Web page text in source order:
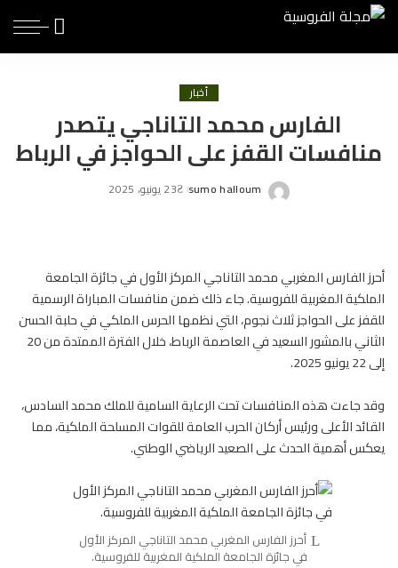
أخبار
الفارس محمد التاناجي يتصدر
منافسات القفز على الحواجز في الرباط
Posted
sumo halloum 23 يونيو، 2025
أحرز الفارس المغربي محمد التاناجي المركز الأول في جائزة الجامعة
الملكية المغربيةللفروسية. جاء ذلك ضمن منافسات المباراة الرسمية
للقفز على الحواجز ثلاث نجوم، التي نظمها الحرس الملكي في حلبة الحسن
الثاني بالمشور السعيد في العاصمة الرباط، خلال الفترة الممتدة من 20
إلى 22 يونيو 2025.
وقد جاءت هذه المنافسات تحت الرعاية السامية للملك محمد السادس،
القائد الأعلى ورئيس أركان الحرب العامة للقوات المسلحة الملكية، مما
يعكس أهمية الحدث على الصعيد الرياضي الوطني.
أحرز الفارس المغربي محمد التاناجي المركز الأول
في جائزة الجامعة الملكية المغربية للفروسية.